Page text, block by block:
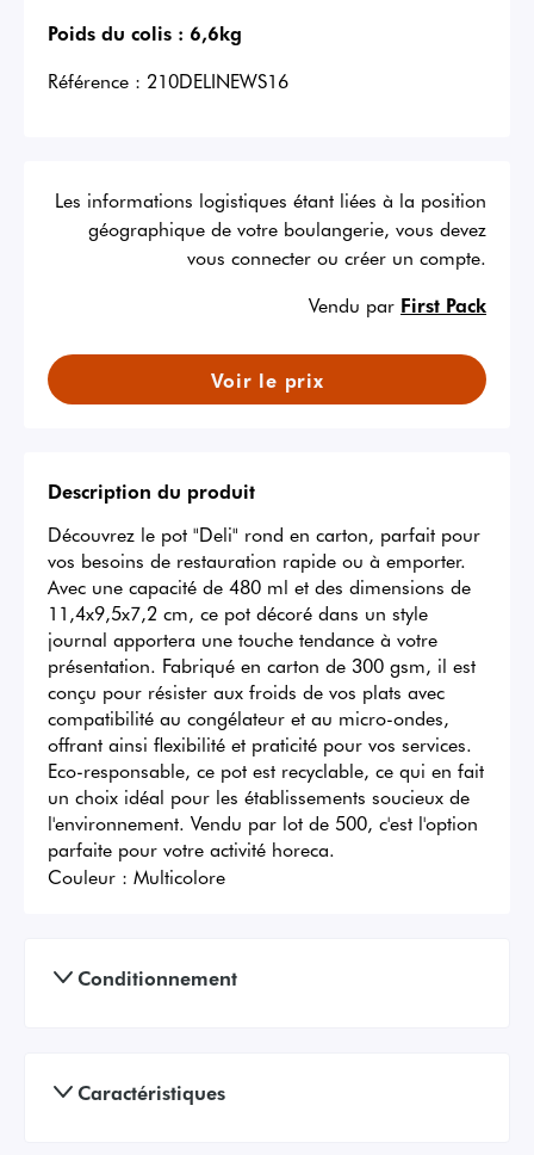
Poids du colis : 6,6kg
Référence : 210DELINEWS16
Les informations logistiques étant liées à la position
géographique de votre boulangerie, vous devez
vous connecter ou créer un compte.
Vendu par First Pack
Voir le prix
Description du produit
Découvrez le pot "Deli" rond en carton, parfait pour
vos besoins de restauration rapide ou à emporter.
Avec une capacité de 480 ml et des dimensions de
11,4x9,5x7,2 cm, ce pot décoré dans un style
journal apportera une touche tendance à votre
présentation. Fabriqué en carton de 300 gsm, il est
conçu pour résister aux froids de vos plats avec
compatibilité au congélateur et au micro-ondes,
offrant ainsi flexibilité et praticité pour vos services.
Eco-responsable, ce pot est recyclable, ce qui en fait
un choix idéal pour les établissements soucieux de
l'environnement. Vendu par lot de 500, c'est l'option
parfaite pour votre activité horeca.
Couleur : Multicolore
Conditionnement
Caractéristiques